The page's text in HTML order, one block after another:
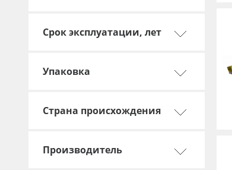
Срок эксплуатации, лет
Упаковка
Страна происхождения
Производитель